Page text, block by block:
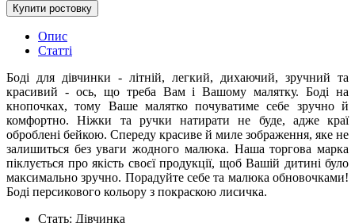
Купити ростовку
Опис
Статті
Боді для дівчинки - літній, легкий, дихаючий, зручний та
красивий - ось, що треба Вам і Вашому малятку. Боді на
кнопочках, тому Ваше малятко почуватиме себе зручно й
комфортно. Ніжки та ручки натирати не буде, адже краї
оброблені бейкою. Спереду красиве й миле зображення, яке не
залишиться без уваги жодного малюка. Наша торгова марка
піклується про якість своєї продукції, щоб Вашій дитині було
максимально зручно. Порадуйте себе та малюка обновочками!
Боді персикового кольору з покраскою лисичка.
Стать: Дівчинка